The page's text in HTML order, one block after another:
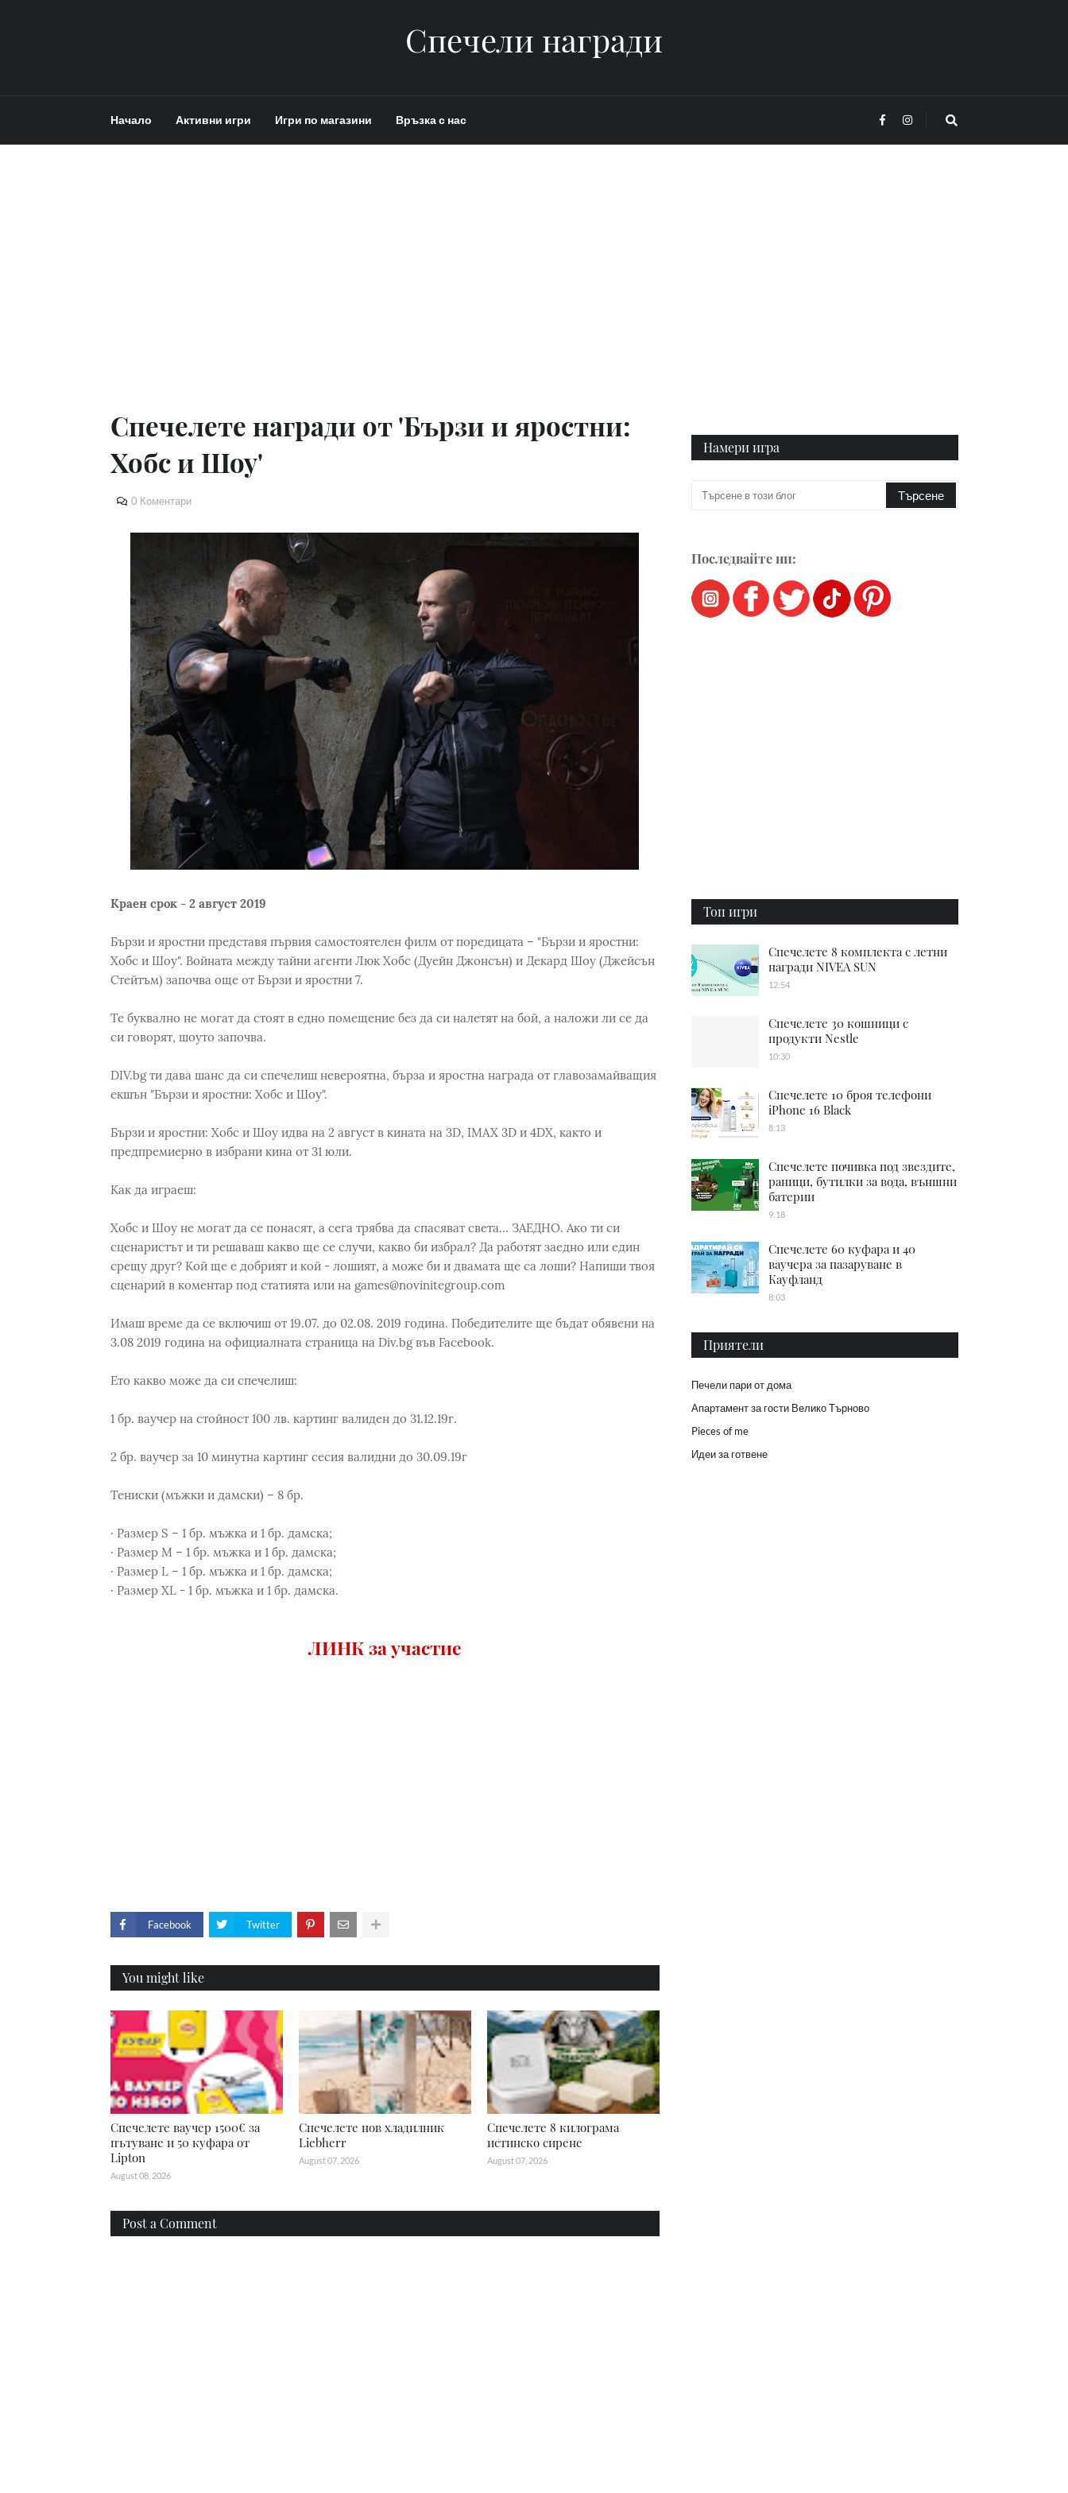
Спечели награди
Начало Активни игри Игри по магазини Връзка с нас
Спечелете награди от 'Бързи и яростни:
Хобс и Шоу'
0 Коментари
Краен срок - 2 август 2019
Бързи и яростни представя първия самостоятелен филм от поредицата – "Бързи и яростни:
Хобс и Шоу". Войната между тайни агенти Люк Хобс (Дуейн Джонсън) и Декард Шоу (Джейсън
Стейтъм) започва още от Бързи и яростни 7.
Те буквално не могат да стоят в едно помещение без да си налетят на бой, а наложи ли се да
си говорят, шоуто започва.
DIV.bg ти дава шанс да си спечелиш невероятна, бърза и яростна награда от главозамайващия
екшън "Бързи и яростни: Хобс и Шоу".
Бързи и яростни: Хобс и Шоу идва на 2 август в кината на 3D, IMAX 3D и 4DX, както и
предпремиерно в избрани кина от 31 юли.
Как да играеш:
Хобс и Шоу не могат да се понасят, а сега трябва да спасяват света... ЗАЕДНО. Ако ти си
сценаристът и ти решаваш какво ще се случи, какво би избрал? Да работят заедно или един
срещу друг? Кой ще е добрият и кой - лошият, а може би и двамата ще са лоши? Напиши твоя
сценарий в коментар под статията или на games@novinitegroup.com
Имаш време да се включиш от 19.07. до 02.08. 2019 година. Победителите ще бъдат обявени на
3.08 2019 година на официалната страница на Div.bg във Facebook.
Ето какво може да си спечелиш:
1 бр. ваучер на стойност 100 лв. картинг валиден до 31.12.19г.
2 бр. ваучер за 10 минутна картинг сесия валидни до 30.09.19г
Тениски (мъжки и дамски) – 8 бр.
· Размер S – 1 бр. мъжка и 1 бр. дамска;
· Размер M – 1 бр. мъжка и 1 бр. дамска;
· Размер L – 1 бр. мъжка и 1 бр. дамска;
· Размер XL - 1 бр. мъжка и 1 бр. дамска.
ЛИНК за участие
Facebook Twitter
You might like
Спечелете ваучер 1500€ за
пътуване и 50 куфара от
Lipton
August 08, 2026
Спечелете нов хладилник
Liebherr
August 07, 2026
Спечелете 8 килограма
истинско сирене
August 07, 2026
Post a Comment
Намери игра
Последвайте ни:
Топ игри
Спечелете 8 комплекта с летни
награди NIVEA SUN
12:54
Спечелете 30 кошници с
продукти Nestle
10:30
Спечелете 10 броя телефони
iPhone 16 Black
8:13
Спечелете почивка под звездите,
раници, бутилки за вода, външни
батерии
9:18
Спечелете 60 куфара и 40
ваучера за пазаруване в
Кауфланд
8:03
Приятели
Печели пари от дома
Апартамент за гости Велико Търново
Pieces of me
Идеи за готвене